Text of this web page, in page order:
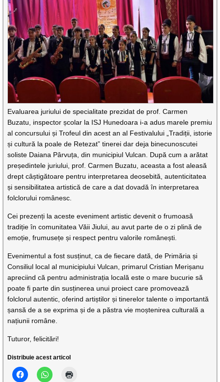
Evaluarea juriului de specialitate prezidat de prof. Carmen
Buzatu, inspector școlar la ISJ Hunedoara i-a adus marele premiu
al concursului și Trofeul din acest an al Festivalului „Tradiții, istorie
și cultură la poale de Retezat” tinerei dar deja binecunoscutei
soliste Daiana Pârvuța, din municipiul Vulcan. După cum a arătat
președintele juriului, prof. Carmen Buzatu, aceasta a fost aleasă
drept câștigătoare pentru interpretarea deosebită, autenticitatea
și sensibilitatea artistică de care a dat dovadă în interpretarea
folclorului românesc.
Cei prezenți la aceste eveniment artistic devenit o frumoasă
tradiție în comunitatea Văii Jiului, au avut parte de o zi plină de
emoție, frumusețe și respect pentru valorile românești.
Evenimentul a fost susținut, ca de fiecare dată, de Primăria și
Consiliul local al municipiului Vulcan, primarul Cristian Merișanu
apreciind că pentru administrația locală este o mare bucurie să
poate fi parte din susținerea unui proiect care promovează
folclorul autentic, oferind artiștilor și tinerelor talente o importantă
șansă de a se exprima și de a păstra vie moștenirea culturală a
națiunii române.
Tuturor, felicitări!
Distribuie acest articol